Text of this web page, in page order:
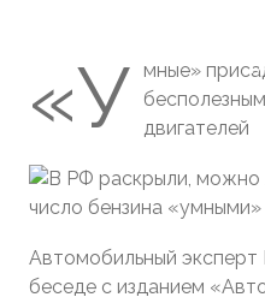
«У
мные»
двигателей
Автомобильный эксперт
беседе с изданием